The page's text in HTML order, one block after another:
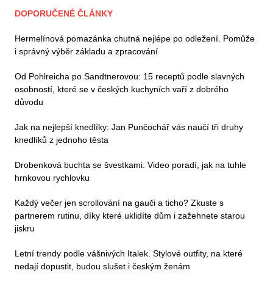
DOPORUČENÉ ČLÁNKY
Hermelínová pomazánka chutná nejlépe po odležení. Pomůže
i správný výběr základu a zpracování
Od Pohlreicha po Sandtnerovou: 15 receptů podle slavných
osobností, které se v českých kuchyních vaří z dobrého
důvodu
Jak na nejlepší knedlíky: Jan Punčochář vás naučí tři druhy
knedlíků z jednoho těsta
Drobenková buchta se švestkami: Video poradí, jak na tuhle
hrnkovou rychlovku
Každý večer jen scrollování na gauči a ticho? Zkuste s
partnerem rutinu, díky které uklidíte dům i zažehnete starou
jiskru
Letní trendy podle vášnivých Italek. Stylové outfity, na které
nedají dopustit, budou slušet i českým ženám